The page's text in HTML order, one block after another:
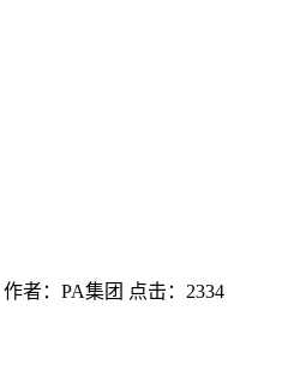
作者： PA集团 点击： 2334